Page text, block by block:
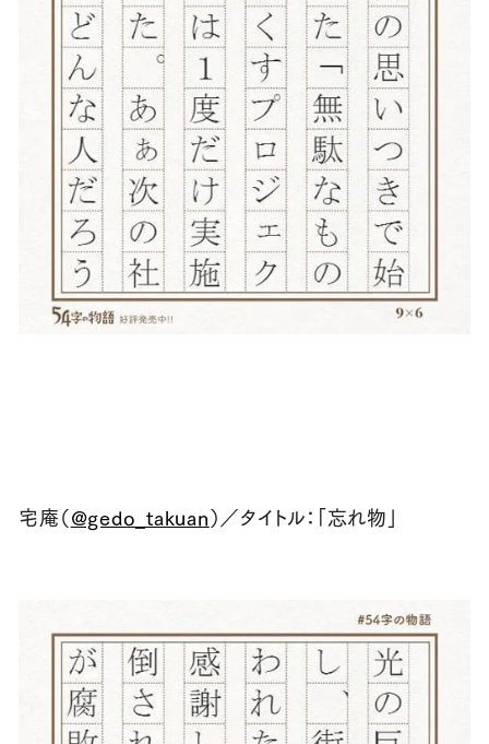
宅庵（@gedo_takuan）／タイトル：「忘れ物」